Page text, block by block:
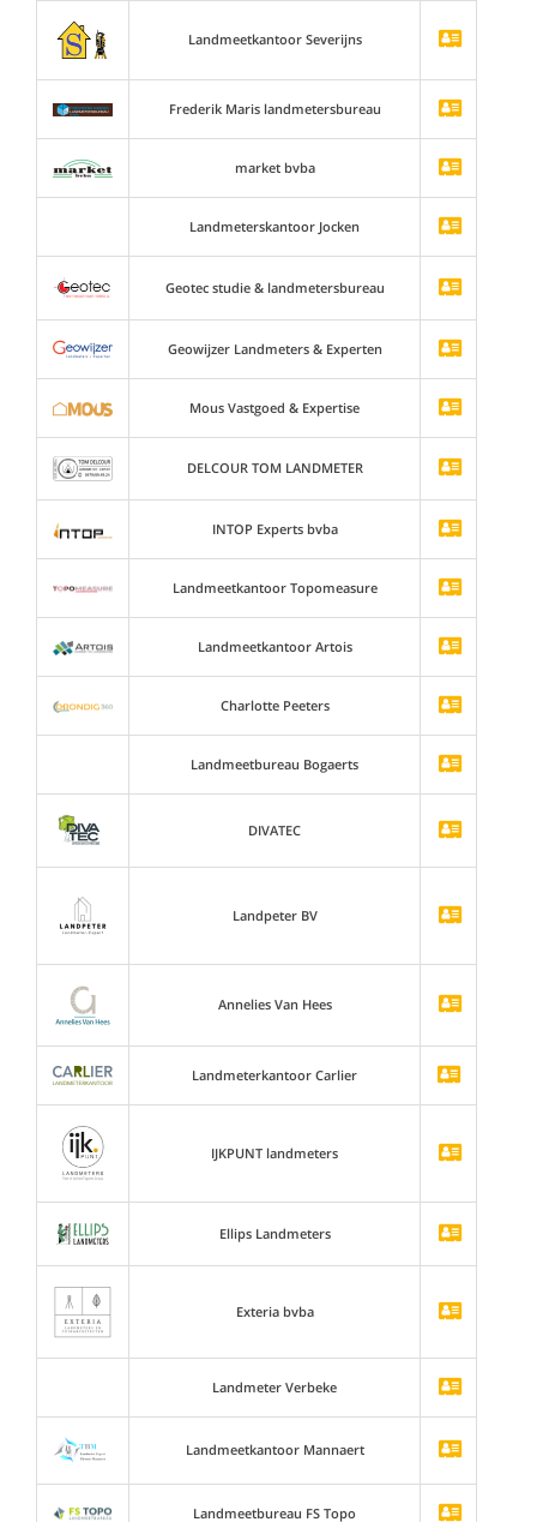
Landmeetkantoor Severijns
Frederik Maris landmetersbureau
market bvba
Landmeterskantoor Jocken
Geotec studie & landmetersbureau
Geowijzer Landmeters & Experten
Mous Vastgoed & Expertise
DELCOUR TOM LANDMETER
INTOP Experts bvba
Landmeetkantoor Topomeasure
Landmeetkantoor Artois
Charlotte Peeters
Landmeetbureau Bogaerts
DIVATEC
Landpeter BV
Annelies Van Hees
Landmeterkantoor Carlier
IJKPUNT landmeters
Ellips Landmeters
Exteria bvba
Landmeter Verbeke
Landmeetkantoor Mannaert
Landmeetbureau FS Topo